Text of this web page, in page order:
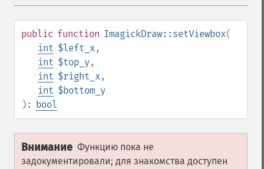
public function ImagickDraw::setViewbox(
int $left_x,
int $top_y,
int $right_x,
int $bottom_y
): bool
Внимание Функцию пока не
задокументировали; для знакомства доступен